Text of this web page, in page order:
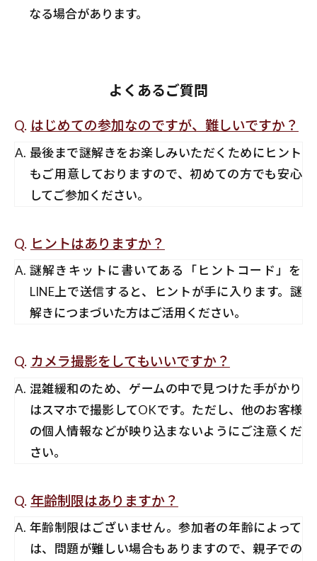
なる場合があります。
よくあるご質問
はじめての参加なのですが、難しいですか？
最後まで謎解きをお楽しみいただくためにヒント
もご用意しておりますので、初めての方でも安心
してご参加ください。
ヒントはありますか？
謎解きキットに書いてある「ヒントコード」を
LINE上で送信すると、ヒントが手に入ります。謎
解きにつまづいた方はご活用ください。
カメラ撮影をしてもいいですか？
混雑緩和のため、ゲームの中で見つけた手がかり
はスマホで撮影してOKです。ただし、他のお客様
の個人情報などが映り込まないようにご注意くだ
さい。
年齢制限はありますか？
年齢制限はございません。参加者の年齢によって
は、問題が難しい場合もありますので、親子での